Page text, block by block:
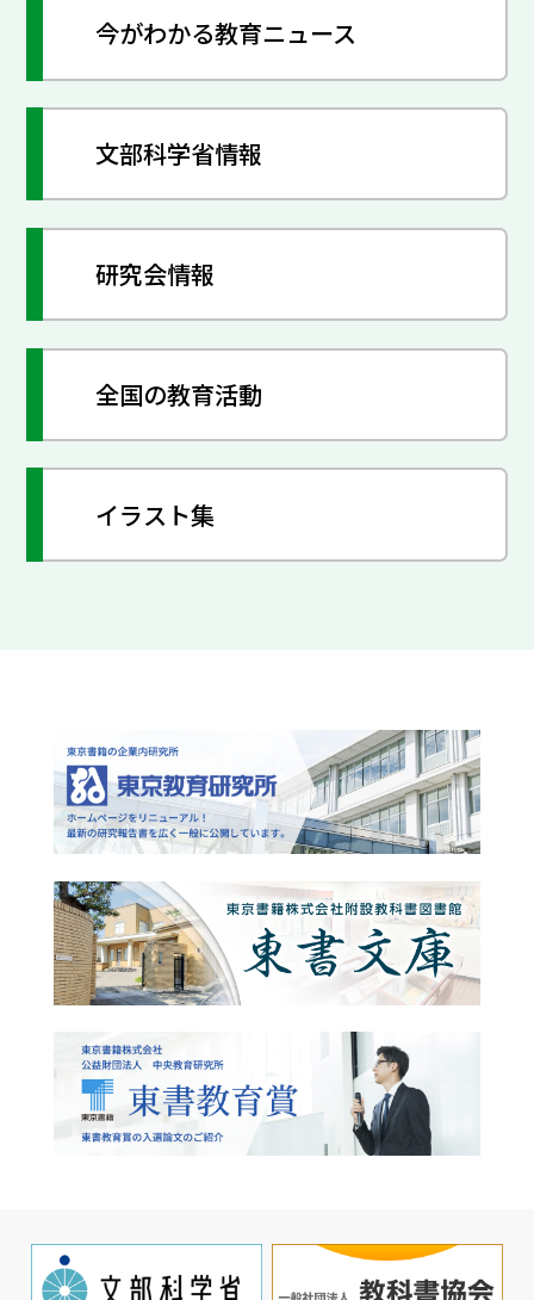
今がわかる教育ニュース
文部科学省情報
研究会情報
全国の教育活動
イラスト集